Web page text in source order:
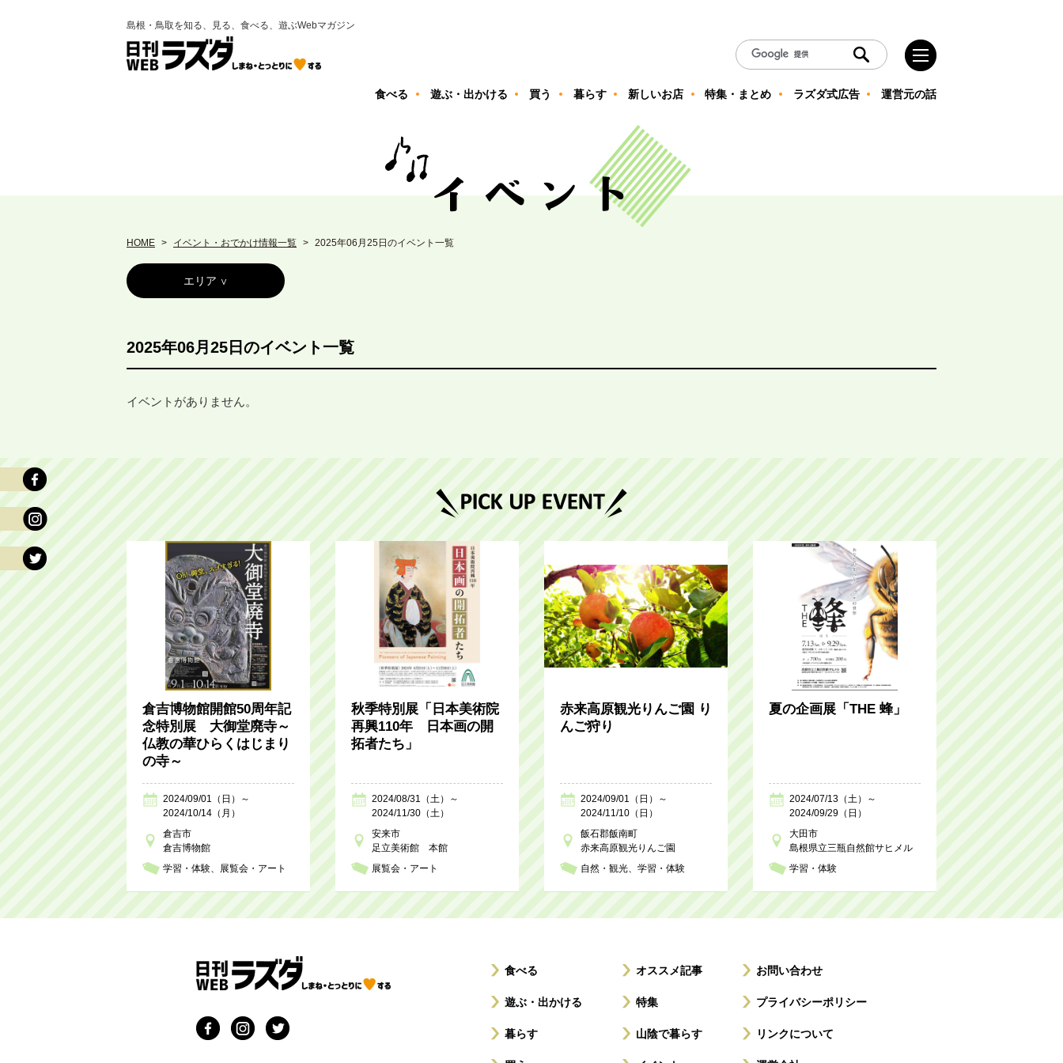
島根・鳥取を知る、見る、食べる、遊ぶWebマガジン
食べる 遊ぶ・出かける 買う 暮らす 新しいお店 特集・まとめ ラズダ式広告 運営元の話
HOME イベント・おでかけ情報一覧 2025年06月25日のイベント一覧
エリア
2025年06月25日のイベント一覧
イベントがありません。
倉吉博物館開館50周年記
念特別展 大御堂廃寺～
仏教の華ひらくはじまり
の寺～
2024/09/01（日）～
2024/10/14（月）
倉吉市
倉吉博物館
学習・体験
展覧会・アート
秋季特別展「日本美術院
再興110年 日本画の開
拓者たち」
2024/08/31（土）～
2024/11/30（土）
安来市
足立美術館 本館
展覧会・アート
赤来高原観光りんご園 り
んご狩り
2024/09/01（日）～
2024/11/10（日）
飯石郡飯南町
赤来高原観光りんご園
自然・観光
学習・体験
夏の企画展「THE 蜂」
2024/07/13（土）～
2024/09/29（日）
大田市
島根県立三瓶自然館サヒメル
学習・体験
食べる
遊ぶ・出かける
暮らす
オススメ記事
特集
山陰で暮らす
お問い合わせ
プライバシーポリシー
リンクについて